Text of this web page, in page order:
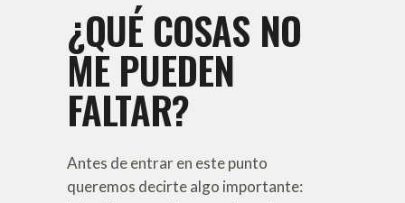
¿QUÉ COSAS NO
ME PUEDEN
FALTAR?
Antes de entrar en este punto
queremos decirte algo importante: